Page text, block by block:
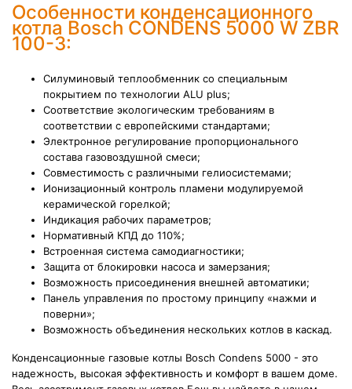
Особенности конденсационного
котла Bosch CONDENS 5000 W ZBR
100-3:
Силуминовый теплообменник со специальным
покрытием по технологии ALU plus;
Соответствие экологическим требованиям в
соответствии с европейскими стандартами;
Электронное регулирование пропорционального
состава газовоздушной смеси;
Совместимость с различными гелиосистемами;
Ионизационный контроль пламени модулируемой
керамической горелкой;
Индикация рабочих параметров;
Нормативный КПД до 110%;
Встроенная система самодиагностики;
Защита от блокировки насоса и замерзания;
Возможность присоединения внешней автоматики;
Панель управления по простому принципу «нажми и
поверни»;
Возможность объединения нескольких котлов в каскад.
Конденсационные газовые котлы Bosch Condens 5000 - это
надежность, высокая эффективность и комфорт в вашем доме.